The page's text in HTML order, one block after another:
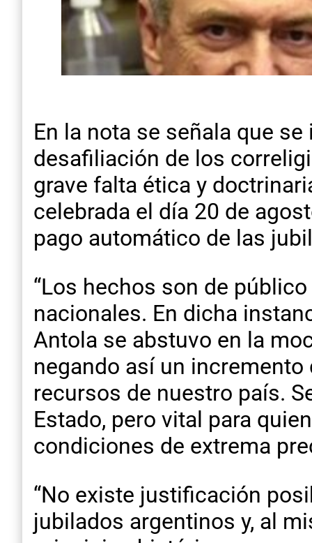
En la nota se señala que
desafiliación de los
grave falta ética y
celebrada el día 20 de
pago automático de las
“Los hechos son de
nacionales. En dicha
Antola se abstuvo en la
negando así un
recursos de nuestro país.
Estado, pero vital para
condiciones de extrema
“No existe justificación
jubilados argentinos y, al